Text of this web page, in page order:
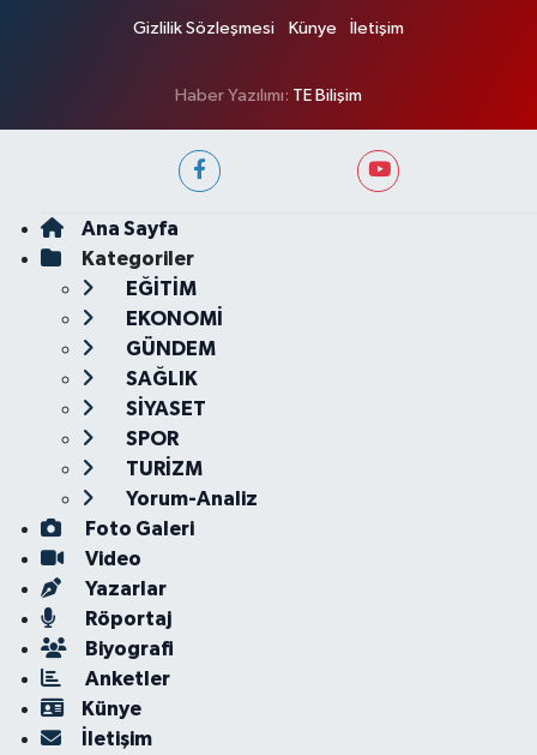
Gizlilik Sözleşmesi Künye İletişim
Haber Yazılımı: TE Bilişim
Ana Sayfa
Kategoriler
EĞİTİM
EKONOMİ
GÜNDEM
SAĞLIK
SİYASET
SPOR
TURİZM
Yorum-Analiz
Foto Galeri
Video
Yazarlar
Röportaj
Biyografi
Anketler
Künye
İletişim